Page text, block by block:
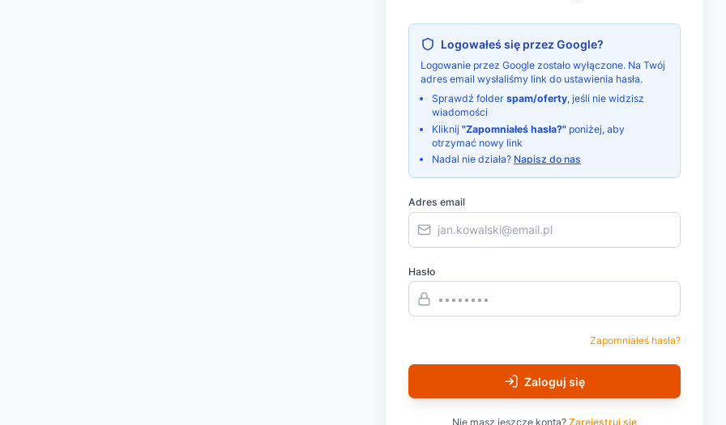
Logowałeś się przez Google?
Logowanie przez Google zostało wyłączone. Na Twój
adres email wysłaliśmy link do ustawienia hasła.
Sprawdź folder spam/oferty, jeśli nie widzisz
wiadomości
Kliknij "Zapomniałeś hasła?" poniżej, aby
otrzymać nowy link
Nadal nie działa? Napisz do nas
Adres email
Hasło
Zapomniałeś hasła?
Zaloguj się
Nie masz jeszcze konta? Zarejestruj się